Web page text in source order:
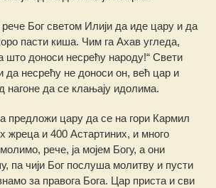
Бог светом Илији да иде цару и да
пасти киша. Чим га Ахав угледа,
што доноси несрећу народу!“ Свети
да несрећу не доноси он, већ цар и
нагоне да се клањају идолима.
предложи цару да се на гори Кармил
жреца и 400 Астартиних, и много
рече, ја мојем Богу, а они
па чији Бог послуша молитву и пусти
за правога Бога. Цар приста и сви